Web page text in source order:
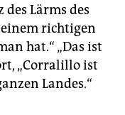
Lärms des
richtigen
hat.“ „Das ist
„Corralillo ist
Landes.“